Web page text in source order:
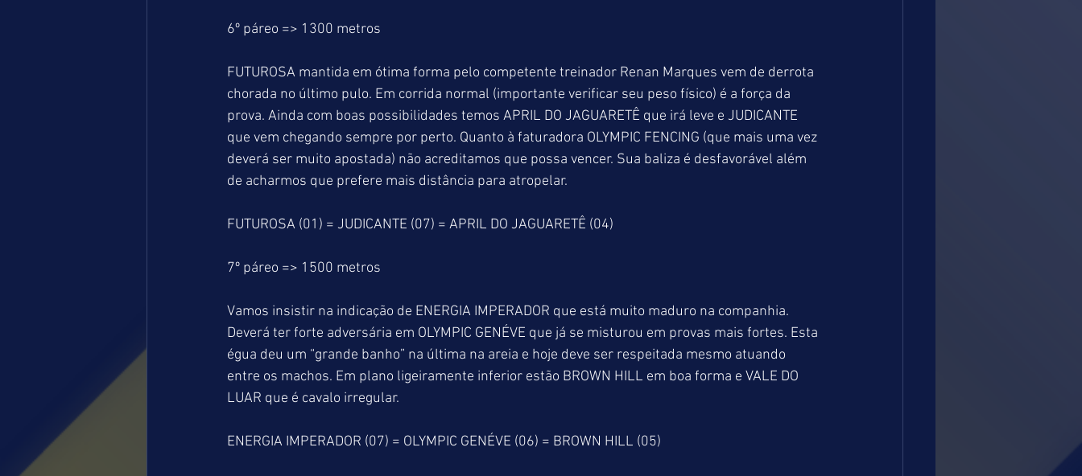
6º páreo => 1300 metros
FUTUROSA mantida em ótima forma pelo competente treinador Renan Marques vem de derrota
chorada no último pulo. Em corrida normal (importante verificar seu peso físico) é a força da
prova. Ainda com boas possibilidades temos APRIL DO JAGUARETÊ que irá leve e JUDICANTE
que vem chegando sempre por perto. Quanto à faturadora OLYMPIC FENCING (que mais uma vez
deverá ser muito apostada) não acreditamos que possa vencer. Sua baliza é desfavorável além
de acharmos que prefere mais distância para atropelar.
FUTUROSA (01) = JUDICANTE (07) = APRIL DO JAGUARETÊ (04)
7º páreo => 1500 metros
Vamos insistir na indicação de ENERGIA IMPERADOR que está muito maduro na companhia.
Deverá ter forte adversária em OLYMPIC GENÉVE que já se misturou em provas mais fortes. Esta
égua deu um “grande banho” na última na areia e hoje deve ser respeitada mesmo atuando
entre os machos. Em plano ligeiramente inferior estão BROWN HILL em boa forma e VALE DO
LUAR que é cavalo irregular.
ENERGIA IMPERADOR (07) = OLYMPIC GENÉVE (06) = BROWN HILL (05)